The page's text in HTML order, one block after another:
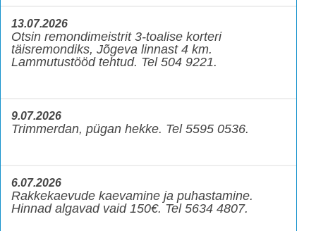
13.07.2026
Otsin remondimeistrit 3-toalise korteri
täisremondiks, Jõgeva linnast 4 km.
Lammutustööd tehtud. Tel 504 9221.
9.07.2026
Trimmerdan, pügan hekke. Tel 5595 0536.
6.07.2026
Rakkekaevude kaevamine ja puhastamine.
Hinnad algavad vaid 150€. Tel 5634 4807.